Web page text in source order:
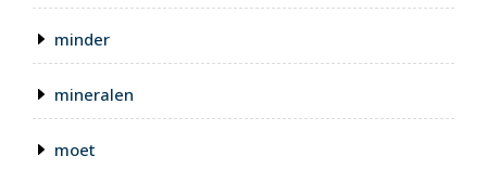
minder
mineralen
moet